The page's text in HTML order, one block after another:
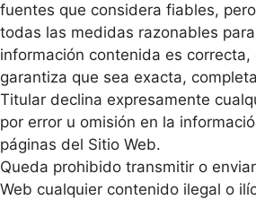
fuentes que considera fiables,
todas las medidas razonables
información contenida es correcta,
garantiza que sea exacta,
Titular declina expresamente
por error u omisión en la
páginas del Sitio Web.
Queda prohibido transmitir o
Web cualquier contenido ilegal o